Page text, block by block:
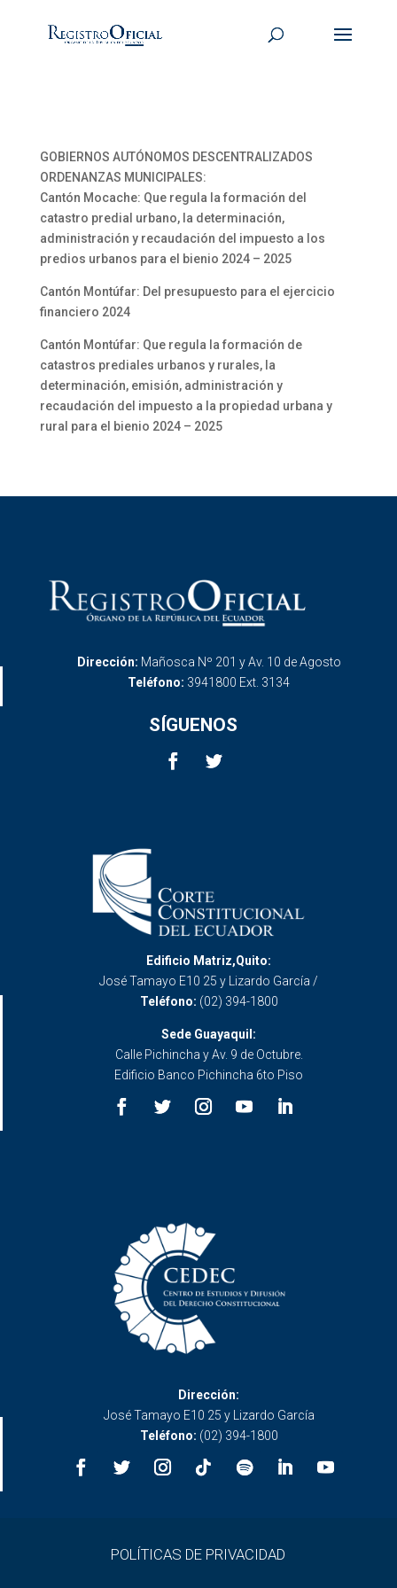
GOBIERNOS AUTÓNOMOS DESCENTRALIZADOS
ORDENANZAS MUNICIPALES:
Cantón Mocache: Que regula la formación del
catastro predial urbano, la determinación,
administración y recaudación del impuesto a los
predios urbanos para el bienio 2024 – 2025
Cantón Montúfar: Del presupuesto para el ejercicio
financiero 2024
Cantón Montúfar: Que regula la formación de
catastros prediales urbanos y rurales, la
determinación, emisión, administración y
recaudación del impuesto a la propiedad urbana y
rural para el bienio 2024 – 2025
Dirección: Mañosca Nº 201 y Av. 10 de Agosto
Teléfono: 3941800 Ext. 3134
SÍGUENOS
Edificio Matriz,Quito:
José Tamayo E10 25 y Lizardo García /
Teléfono: (02) 394-1800
Sede Guayaquil:
Calle Pichincha y Av. 9 de Octubre.
Edificio Banco Pichincha 6to Piso
Dirección:
José Tamayo E10 25 y Lizardo García
Teléfono: (02) 394-1800
POLÍTICAS DE PRIVACIDAD